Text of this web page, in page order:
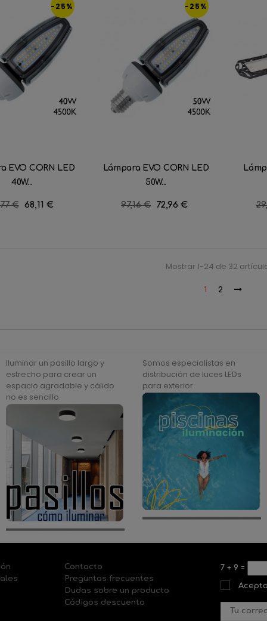
-25%
EVO CORN LED
40W...
€ Precio
68,11 €
-25%
Lámpara EVO CORN LED
50W...
Precio
97,16 € Precio
72,96 €
Mostrar 1-24 de 32
1 2
Iluminar un pasillo largo y
estrecho para crear un
espacio agradable y cálido
no es sencillo.
Somos especialistas en
distribución de luces LEDs
para exterior
Contacto
Preguntas frecuentes
Dudas sobre un producto
Códigos descuento
7 + 9 =